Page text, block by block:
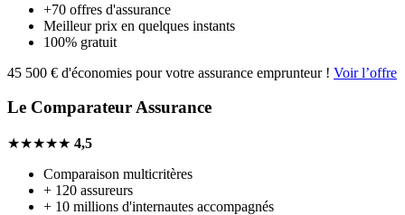
+70 offres d'assurance
Meilleur prix en quelques instants
100% gratuit
45 500 € d'économies pour votre assurance emprunteur ! Voir l’offre
Le Comparateur Assurance
★★★★★ 4,5
Comparaison multicritères
+ 120 assureurs
+ 10 millions d'internautes accompagnés